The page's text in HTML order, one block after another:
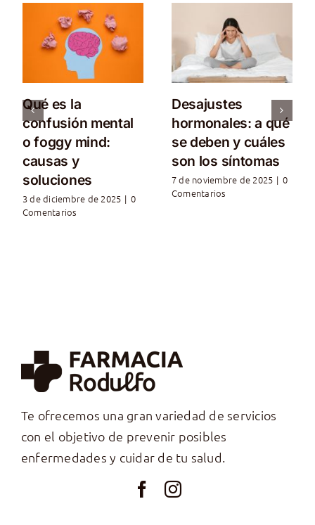
Qué es la
confusión mental
o foggy mind:
causas y
soluciones
3 de diciembre de 2025 | 0
Comentarios
Desajustes
hormonales: a qué
se deben y cuáles
son los síntomas
7 de noviembre de 2025 | 0
Comentarios
Te ofrecemos una gran variedad de servicios
con el objetivo de prevenir posibles
enfermedades y cuidar de tu salud.